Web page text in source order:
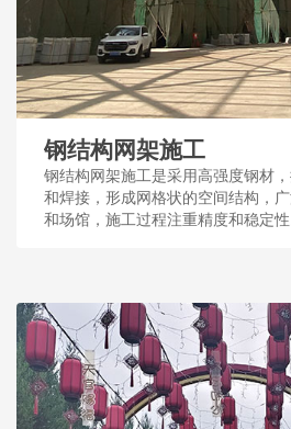
钢结构网架施工
钢结构网架施工是采用高强度钢材
和焊接，形成网格状的空间结构，
和场馆，施工过程注重精度和稳定